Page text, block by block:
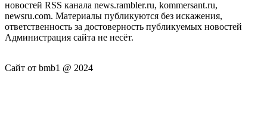
новостей RSS канала news.rambler.ru, kommersant.ru,
newsru.com. Материалы публикуются без искажения,
ответственность за достоверность публикуемых новостей
Администрация сайта не несёт.
Сайт от bmb1 @ 2024